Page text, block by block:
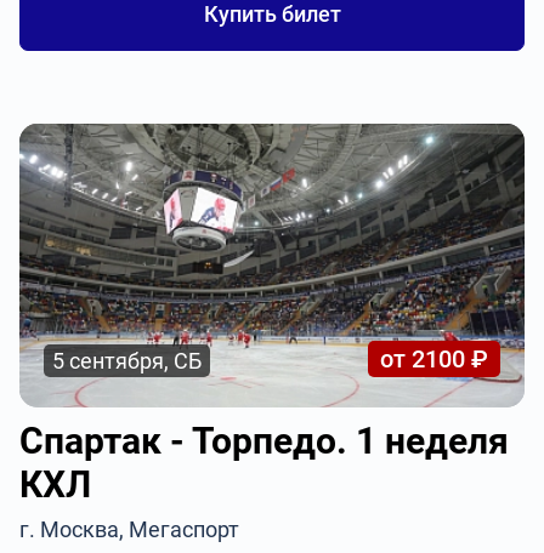
Купить билет
5 сентября, СБ от 2100 ₽
Спартак - Торпедо. 1 неделя
КХЛ
г. Москва, Мегаспорт